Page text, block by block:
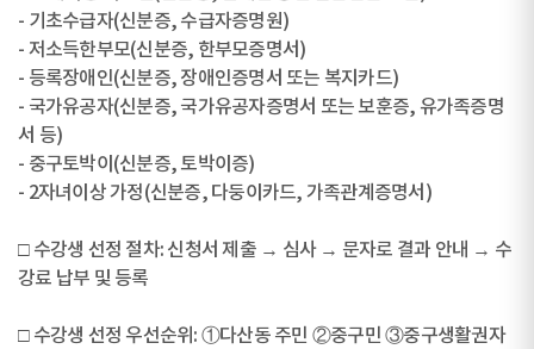
- 기초수급자(신분증, 수급자증명원)
- 저소득한부모(신분증, 한부모증명서)
- 등록장애인(신분증, 장애인증명서 또는 복지카드)
- 국가유공자(신분증, 국가유공자증명서 또는 보훈증, 유가족증명
서 등)
- 중구토박이(신분증, 토박이증)
- 2자녀이상 가정(신분증, 다둥이카드, 가족관계증명서)
□ 수강생 선정 절차: 신청서 제출 → 심사 → 문자로 결과 안내 → 수
강료 납부 및 등록
□ 수강생 선정 우선순위: ①다산동 주민 ②중구민 ③중구생활권자